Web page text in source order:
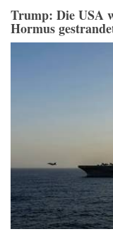
Trump: Die USA
Hormus